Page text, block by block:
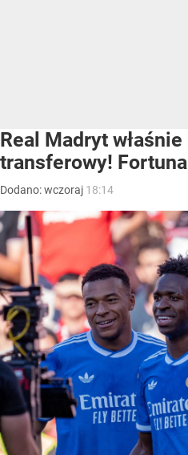
Real Madryt właśnie
transferowy!
Dodano:wczoraj 18:14